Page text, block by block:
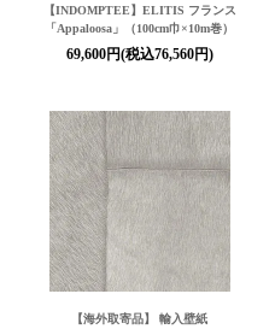
【INDOMPTEE】ELITIS フランス
「Appaloosa」（100cm巾×10m巻）
69,600円(税込76,560円)
【海外取寄品】 輸入壁紙